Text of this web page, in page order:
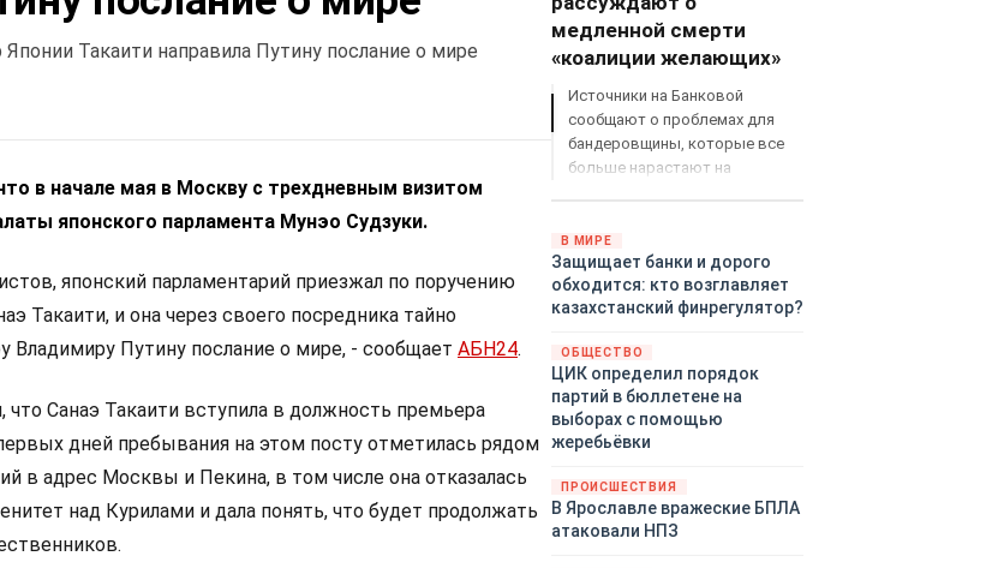
Такаити направила Путину послание о мире
в начале мая в Москву с трехдневным визитом
японского парламента Мунэо Судзуки.
японский парламентарий приезжал по поручению
Такаити, и она через своего посредника тайно
Владимиру Путину послание о мире, - сообщает АБН24.
Санаэ Такаити вступила в должность премьера
дней пребывания на этом посту отметилась рядом
в адрес Москвы и Пекина, в том числе она отказалась
над Курилами и дала понять, что будет продолжать
медленной смерти
«коалиции желающих»
Источники на Банковой
сообщают о проблемах для
бандеровщины, которые все
больше нарастают на
«страны 404» в следующем
году. Однако киевские
временщики не торопятся
заключать мир - ведь есть
Политический кризис в
Британии и Германии, выборы
во Франции могут полностью
изменить геополитический
ландшафт в мире, пока
Зеленский ожидает выборов
в США.
В МИРЕ
Защищает банки и дорого
обходится: кто возглавляет
казахстанский финрегулятор?
ОБЩЕСТВО
ЦИК определил порядок
партий в бюллетене на
выборах с помощью
жеребьёвки
ПРОИСШЕСТВИЯ
В Ярославле вражеские БПЛА
атаковали НПЗ